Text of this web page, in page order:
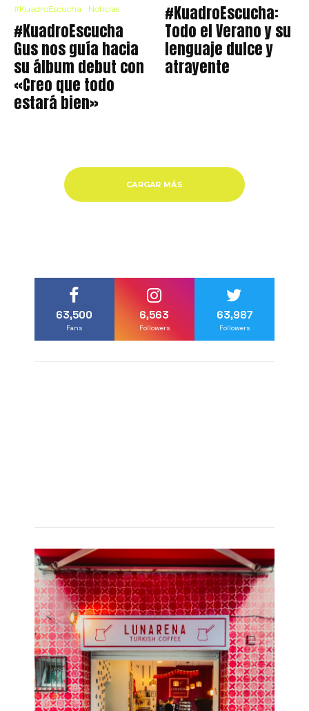
#KuadroEscucha Noticias
#KuadroEscucha
Gus nos guía hacia
su álbum debut con
«Creo que todo
estará bien»
#KuadroEscucha:
Todo el Verano y su
lenguaje dulce y
atrayente
CARGAR MÁS
63,500
Fans
6,563
Followers
63,987
Followers